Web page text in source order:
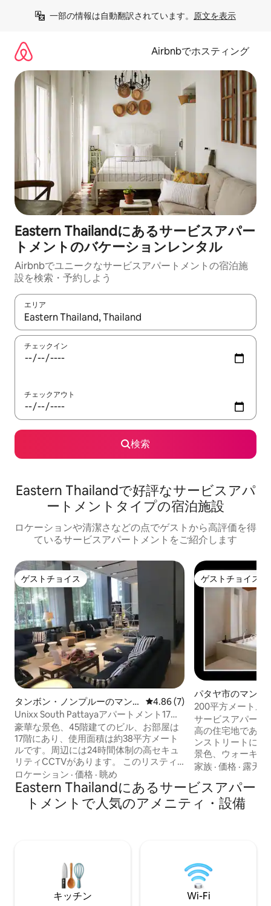
一部の情報は自動翻訳されています。 原文を表示
Airbnbでホスティング
Eastern Thailandにあるサービスアパー
トメントのバケーションレンタル
Airbnbでユニークなサービスアパートメントの宿泊施
設を検索・予約しよう
エリア
検索結果が表示されたら、上下の矢印キーを使って移動するか
チェックイン
チェックアウト
検索
Eastern Thailandで好評なサービスアパ
ートメントタイプの宿泊施設
ロケーションや清潔さなどの点でゲストから高評価を得
ているサービスアパートメントをご紹介します
ゲストチョイス
ゲストチョイス
タンボン・ノンプルーのマン
ション・アパート
レビュー7件、5つ星中4.86つ
4.86 (7)
Unixx South Pattayaアパートメント17、
お問い合わせで割引！
豪華な景色、45階建てのビル、お部屋は
17階にあり、使用面積は約38平方メート
ルです。周辺には24時間体制の高セキュ
リティCCTVがあります。 このリスティ
ングは南パタヤのUnixxにあります。 -賑
やかな通りまで徒歩2分で行けるので、地
元の料理を楽しめます。 -主要な港とケー
ディングレールまで徒歩わずか7分。 - ウ
ロ。徒歩10分でウォーキングストリート
に行ける絶好のロケーション アパートに
は大きな屋外プールがあり、43階の空中
庭園からはパタイヤ湾が見渡せます 客室
ロケーション · 価格 · 眺め
ゲストチョイス
ゲストチョイス
パタヤ市のマンシ
ート
200平方メートル/
ライベートジャグ
サービスアパート
高の住宅地であ
ンストリートにあ
景色、ウォーキン
シティガーデンは
平方メートルの巨
アリーが気に入
つしかありませ
で快適にしましょ
なプールもありま
ださい
家族 ·価格 · 露天
Eastern Thailandにあるサービスアパー
トメントで人気のアメニティ・設備
キッチン Wi-Fi